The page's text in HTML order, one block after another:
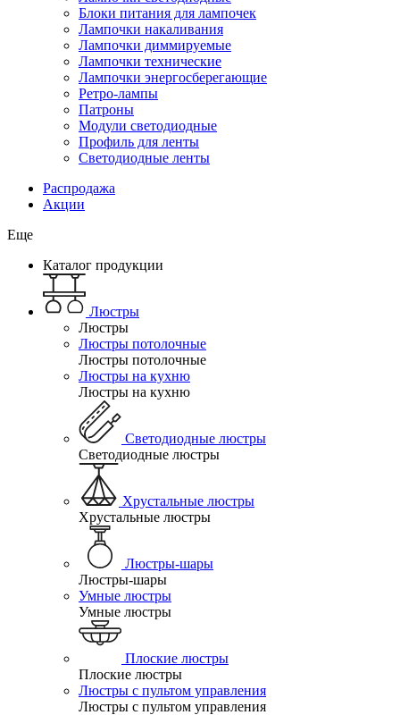
Блоки питания для лампочек
Лампочки накаливания
Лампочки диммируемые
Лампочки технические
Лампочки энергосберегающие
Ретро-лампы
Патроны
Модули светодиодные
Профиль для ленты
Светодиодные ленты
Распродажа
Акции
Еще
Каталог продукции
Люстры
Люстры
Люстры потолочные
Люстры потолочные
Люстры на кухню
Люстры на кухню
Светодиодные люстры
Светодиодные люстры
Хрустальные люстры
Хрустальные люстры
Люстры-шары
Люстры-шары
Умные люстры
Умные люстры
Плоские люстры
Плоские люстры
Люстры с пультом управления
Люстры с пультом управления